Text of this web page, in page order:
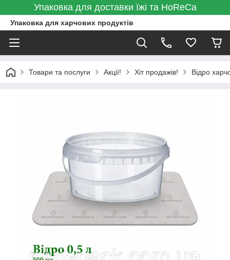
Упаковка для доставки їжі та HoReCa
Упаковка для харчових продуктів
Товари та послуги Акції! Хіт продажів! Відро